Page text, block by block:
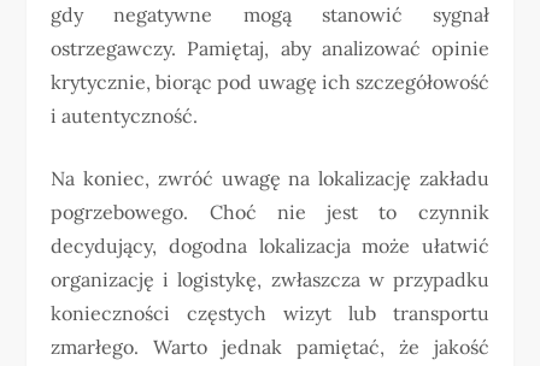
gdy negatywne mogą stanowić sygnał
ostrzegawczy. Pamiętaj, aby analizować opinie
krytycznie, biorąc pod uwagę ich szczegółowość
i autentyczność.
Na koniec, zwróć uwagę na lokalizację zakładu
pogrzebowego. Choć nie jest to czynnik
decydujący, dogodna lokalizacja może ułatwić
organizację i logistykę, zwłaszcza w przypadku
konieczności częstych wizyt lub transportu
zmarłego. Warto jednak pamiętać, że jakość